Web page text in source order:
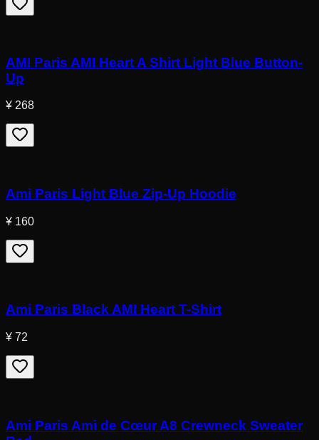
AMI Paris AMI Heart A Shirt Light Blue Button-
Up
¥ 268
Ami Paris Light Blue Zip-Up Hoodie
¥ 160
Ami Paris Black AMI Heart T-Shirt
¥ 72
Ami Paris Ami de Cœur A8 Crewneck Sweater